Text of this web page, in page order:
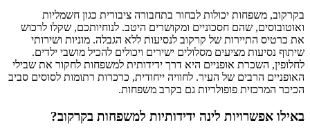
בקרקוב, משפחות יכולות לבחור בתחבורה ציבורית כגון חשמליות
ואוטובוסים, שהם חסכוניים ומקושרים היטב. לנוחיותכם, שקלו לרכוש
את כרטיס התיירות של קרקוב לנסיעות ללא הגבלה. מוניות ושירותי
שיתוף נסיעות מציעים מסלולים ישירים ויכולים להכיל מושבי ילדים.
לחלופין, השכרת אופניים היא דרך ידידותית למשפחות לחקור את שבילי
האופניים הרבים של העיר. לחוויה ייחודית, כרכרות רתומות לסוסים סביב
הכיכר המרכזית פופולריות גם בקרב משפחות.
באילו אפשרויות לינה ידידותיות למשפחות בקרקוב?